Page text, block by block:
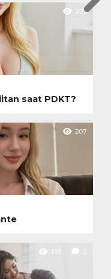
225
saat PDKT?
207
193 2